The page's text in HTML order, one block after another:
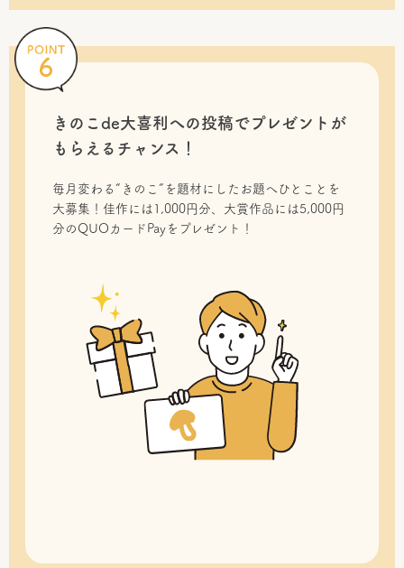
きのこde大喜利への投稿でプレゼントが
もらえるチャンス！
毎月変わる“きのこ”を題材にしたお題へひとことを
大募集！佳作には1,000円分、大賞作品には5,000円
分のQUOカードPayをプレゼント！